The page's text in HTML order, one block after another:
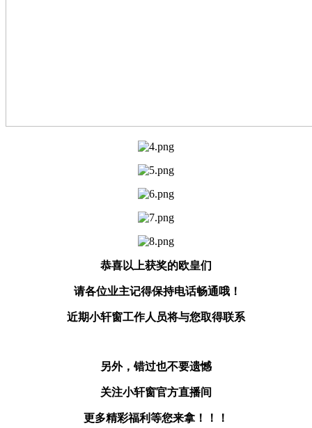
恭喜以上获奖的欧皇们
请各位业主记得保持电话畅通哦！
近期小轩窗工作人员将与您取得联系
另外，错过也不要遗憾
关注小轩窗官方直播间
更多精彩福利等您来拿！！！